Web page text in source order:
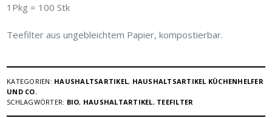
1Pkg = 100 Stk
Teefilter aus ungebleichtem Papier, kompostierbar.
KATEGORIEN: HAUSHALTSARTIKEL, HAUSHALTSARTIKEL KÜCHENHELFER
UND CO.
SCHLAGWÖRTER: BIO, HAUSHALTARTIKEL, TEEFILTER